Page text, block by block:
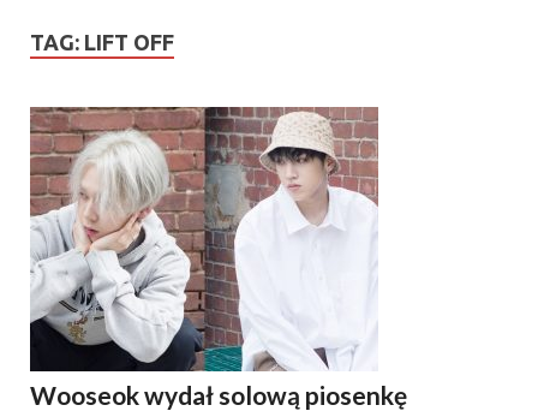
TAG: LIFT OFF
Wooseok wydał solową piosenkę